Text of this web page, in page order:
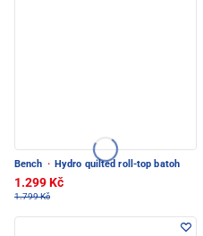
Bench · Hydro quilted roll-top batoh
1.299 Kč
1.799 Kč